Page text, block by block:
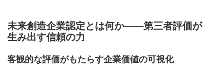
未来創造企業認定とは何か――第三者評価が
生み出す信頼の力
客観的な評価がもたらす企業価値の可視化